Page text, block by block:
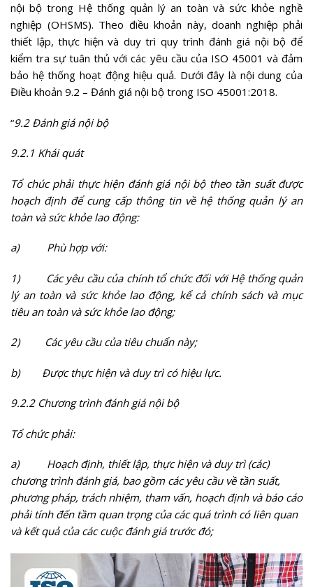
nội bộ trong Hệ thống quản lý an toàn và sức khỏe nghề
nghiệp (OHSMS). Theo điều khoản này, doanh nghiệp phải
thiết lập, thực hiện và duy trì quy trình đánh giá nội bộ để
kiểm tra sự tuân thủ với các yêu cầu của ISO 45001 và đảm
bảo hệ thống hoạt động hiệu quả. Dưới đây là nội dung của
Điều khoản 9.2 – Đánh giá nội bộ trong ISO 45001:2018.
“9.2 Đánh giá nội bộ
9.2.1 Khái quát
Tổ chúc phải thực hiện đánh giá nội bộ theo tần suất được
hoạch định để cung cấp thông tin về hệ thống quản lý an
toàn và sức khỏe lao động:
a) Phù hợp với:
1)
Các yêu cầu của chính tổ chức đối với Hệ thống quản
lý an toàn và sức khỏe lao động, kể cả chính sách và mục
tiêu an toàn và sức khỏe lao động;
2) Các yêu cầu của tiêu chuẩn này;
b) Được thực hiện và duy trì có hiệu lực.
9.2.2 Chương trình đánh giá nội bộ
Tổ chức phải:
a)
Hoạch định, thiết lập, thực hiện và duy trì (các)
chương trình đánh giá, bao gồm các yêu cầu về tần suất,
phương pháp, trách nhiệm, tham vấn, hoạch định và báo cáo
phải tính đến tầm quan trọng của các quá trình có liên quan
và kết quả của các cuộc đánh giá trước đó;